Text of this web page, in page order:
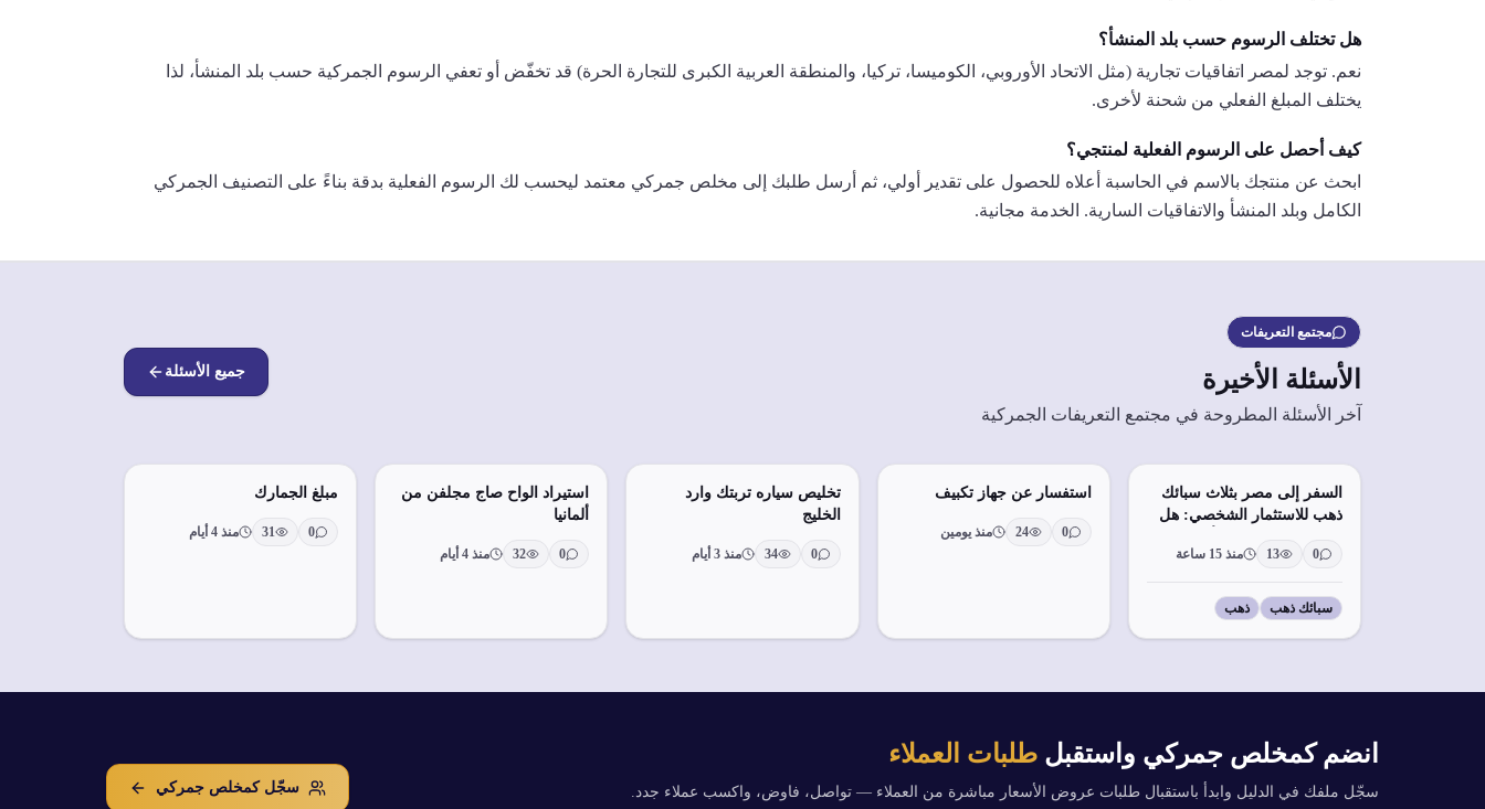
هل تختلف الرسوم حسب بلد المنشأ؟
نعم. توجد لمصر اتفاقيات تجارية (مثل الاتحاد الأوروبي، الكوميسا، تركيا، والمنطقة العربية الكبرى للتجارة الحرة) قد تخفّض أو تعفي الرسوم الجمركية حسب بلد المنشأ، لذا
يختلف المبلغ الفعلي من شحنة لأخرى.
كيف أحصل على الرسوم الفعلية لمنتجي؟
ابحث عن منتجك بالاسم في الحاسبة أعلاه للحصول على تقدير أولي، ثم أرسل طلبك إلى مخلص جمركي معتمد ليحسب لك الرسوم الفعلية بدقة بناءً على التصنيف الجمركي
الكامل وبلد المنشأ والاتفاقيات السارية. الخدمة مجانية.
مجتمع التعريفات
الأسئلة الأخيرة
آخر الأسئلة المطروحة في مجتمع التعريفات الجمركية
جميع الأسئلة
السفر إلى مصر بثلاث سبائك
ذهب للاستثمار الشخصي: هل
ضرائب؟
0
13 منذ 15 ساعة
سبائك ذهب ذهب
استفسار عن جهاز تكبيف
0
24 منذ يومين
تخليص سياره تربتك وارد
الخليج
0
34 منذ 3 أيام
استيراد الواح صاج مجلفن من
ألمانيا
0
32 منذ 4 أيام
مبلغ الجمارك
0
31 منذ 4 أيام
انضم كمخلص جمركي واستقبل طلبات العملاء
سجّل ملفك في الدليل وابدأ باستقبال طلبات عروض الأسعار مباشرة من العملاء — تواصل، فاوض، واكسب عملاء جدد. سجّل كمخلص جمركي